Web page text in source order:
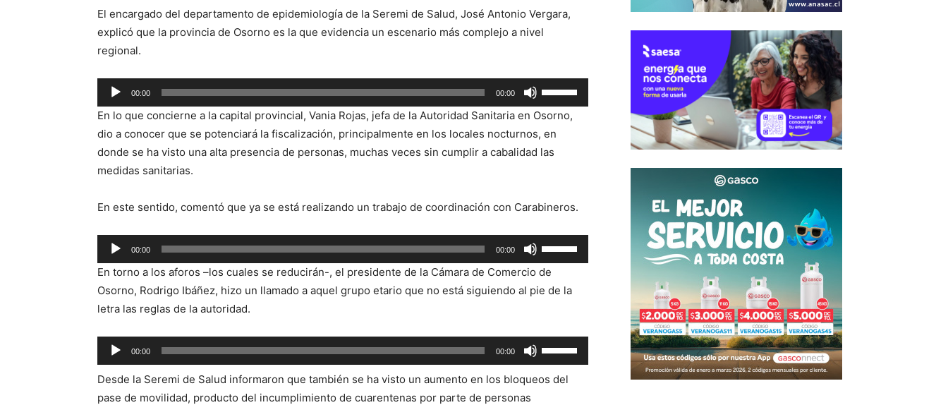
El encargado del departamento de epidemiología de la Seremi de Salud, José Antonio Vergara,
explicó que la provincia de Osorno es la que evidencia un escenario más complejo a nivel
regional.
Reproductor
de
audio
00:00 00:00
las
teclas
de
flecha
aumentar
o
disminuir
el
volumen.
En lo que concierne a la capital provincial, Vania Rojas, jefa de la Autoridad Sanitaria en Osorno,
dio a conocer que se potenciará la fiscalización, principalmente en los locales nocturnos, en
donde se ha visto una alta presencia de personas, muchas veces sin cumplir a cabalidad las
medidas sanitarias.
En este sentido, comentó que ya se está realizando un trabajo de coordinación con Carabineros.
Reproductor
de
audio
00:00 00:00
las
teclas
de
arriba/abajo
para
En torno a los aforos –los cuales se reducirán-, el presidente de la Cámara de Comercio de
Osorno, Rodrigo Ibáñez, hizo un llamado a aquel grupo etario que no está siguiendo al pie de la
letra las reglas de la autoridad.
Reproductor
de
audio
00:00 00:00
las
teclas
Desde la Seremi de Salud informaron que también se ha visto un aumento en los bloqueos del
pase de movilidad, producto del incumplimiento de cuarentenas por parte de personas